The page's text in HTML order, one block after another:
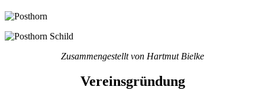
Zusammengestellt von Hartmut Bielke
Vereinsgründung